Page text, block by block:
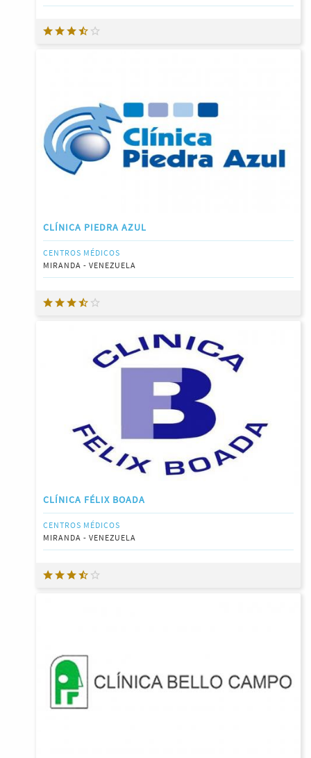
CLÍNICA PIEDRA AZUL
CENTROS MÉDICOS
MIRANDA - VENEZUELA
CLÍNICA FÉLIX BOADA
CENTROS MÉDICOS
MIRANDA - VENEZUELA